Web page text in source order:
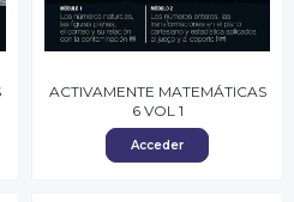
ACTIVAMENTE MATEMÁTICAS
6 VOL 1
Acceder